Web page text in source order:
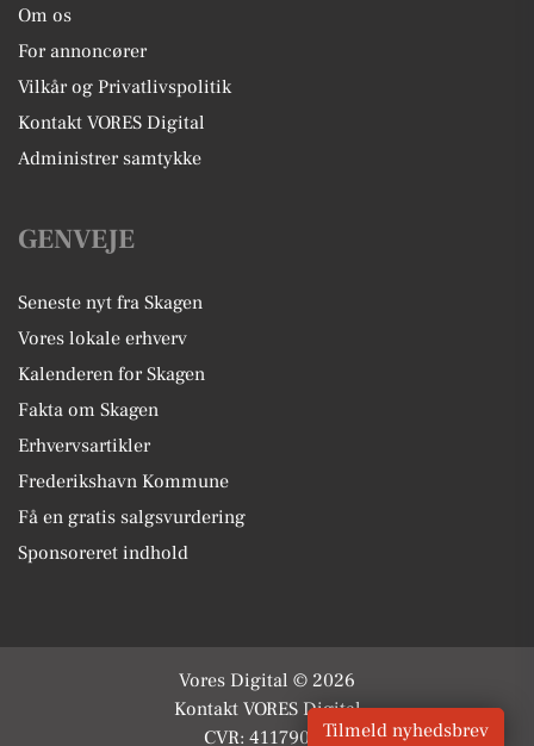
Om os
For annoncører
Vilkår og Privatlivspolitik
Kontakt VORES Digital
Administrer samtykke
GENVEJE
Seneste nyt fra Skagen
Vores lokale erhverv
Kalenderen for Skagen
Fakta om Skagen
Erhvervsartikler
Frederikshavn Kommune
Få en gratis salgsvurdering
Sponsoreret indhold
Vores Digital © 2026
Kontakt VORES Digital
CVR: 41179082Tilmeld nyhedsbrev